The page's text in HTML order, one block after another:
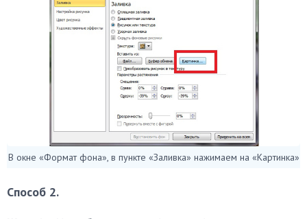
В окне «Формат фона», в пункте «Заливка» нажимаем на «Картинка»
Способ 2.